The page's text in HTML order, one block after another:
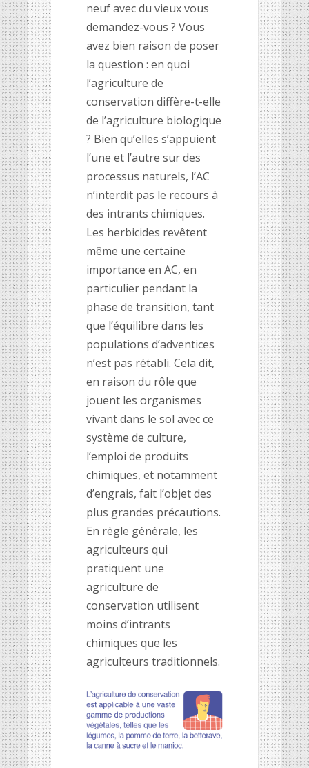
neuf avec du vieux vous
demandez-vous ? Vous
avez bien raison de poser
la question : en quoi
l’agriculture de
conservation diffère-t-elle
de l’agriculture biologique
? Bien qu’elles s’appuient
l’une et l’autre sur des
processus naturels, l’AC
n’interdit pas le recours à
des intrants chimiques.
Les herbicides revêtent
même une certaine
importance en AC, en
particulier pendant la
phase de transition, tant
que l’équilibre dans les
populations d’adventices
n’est pas rétabli. Cela dit,
en raison du rôle que
jouent les organismes
vivant dans le sol avec ce
système de culture,
l’emploi de produits
chimiques, et notamment
d’engrais, fait l’objet des
plus grandes précautions.
En règle générale, les
agriculteurs qui
pratiquent une
agriculture de
conservation utilisent
moins d’intrants
chimiques que les
agriculteurs traditionnels.